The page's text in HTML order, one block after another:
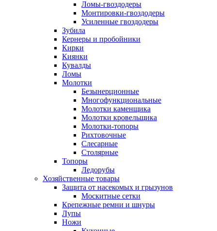
Ломы-гвоздодеры
Монтировки-гвоздодеры
Усиленные гвоздодеры
Зубила
Кернеры и пробойники
Кирки
Киянки
Кувалды
Ломы
Молотки
Безынерционные
Многофункциональные
Молотки каменщика
Молотки кровельщика
Молотки-топоры
Рихтовочные
Слесарные
Столярные
Топоры
Ледорубы
Хозяйственные товары
Защита от насекомых и грызунов
Москитные сетки
Крепежные ремни и шнуры
Лупы
Ножи